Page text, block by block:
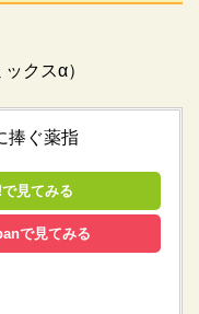
クスα）
捧ぐ薬指
見てみる
で見てみる